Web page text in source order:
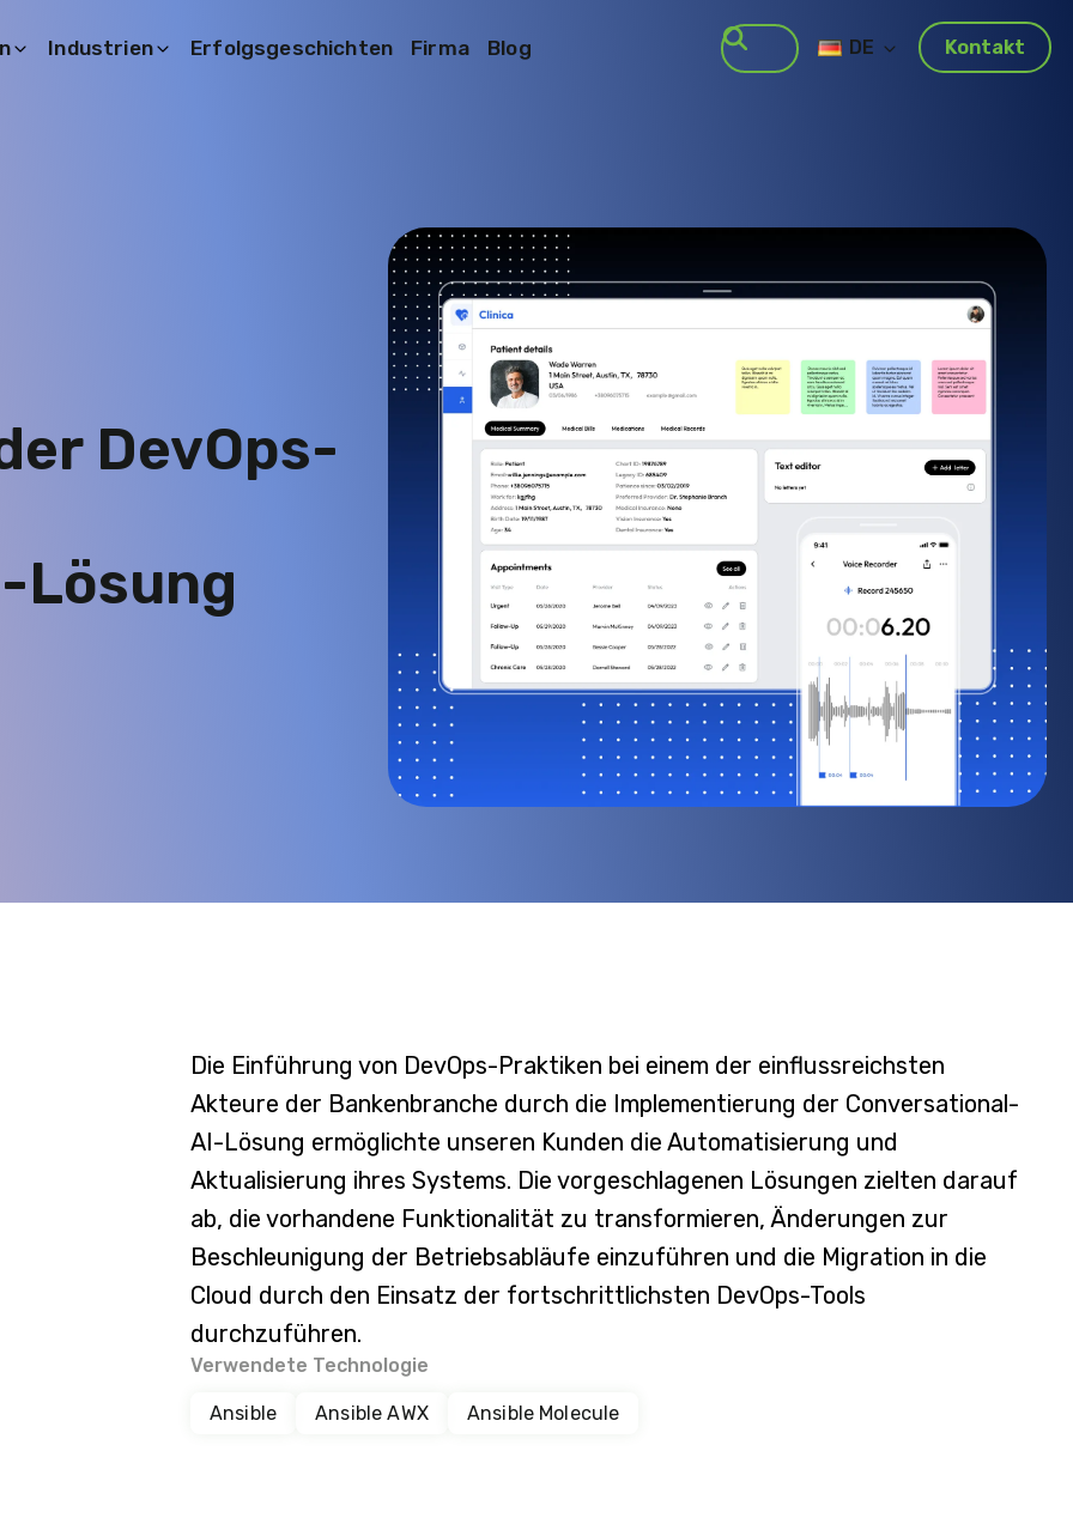
Industrien Erfolgsgeschichten Firma Blog DE Kontakt
DevOps-
Lösung
Die Einführung von DevOps-Praktiken bei einem der einflussreichsten
Akteure der Bankenbranche durch die Implementierung der Conversational-
AI-Lösung ermöglichte unseren Kunden die Automatisierung und
Aktualisierung ihres Systems. Die vorgeschlagenen Lösungen zielten darauf
ab, die vorhandene Funktionalität zu transformieren, Änderungen zur
Beschleunigung der Betriebsabläufe einzuführen und die Migration in die
Cloud durch den Einsatz der fortschrittlichsten DevOps-Tools
durchzuführen.
Verwendete Technologie
Ansible Ansible AWX Ansible Molecule